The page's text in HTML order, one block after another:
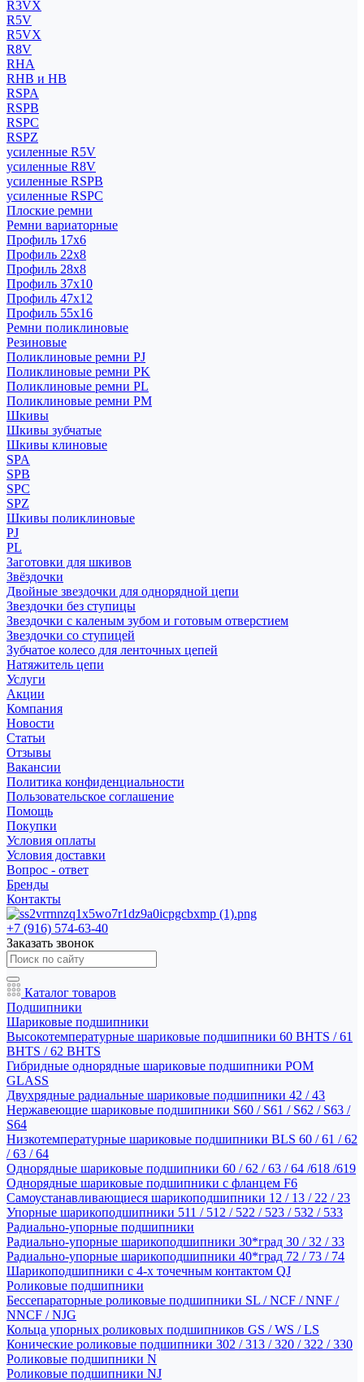
R3VX
R5V
R5VX
R8V
RHA
RHB и HB
RSPA
RSPB
RSPC
RSPZ
усиленные R5V
усиленные R8V
усиленные RSPB
усиленные RSPC
Плоские ремни
Ремни вариаторные
Профиль 17x6
Профиль 22x8
Профиль 28x8
Профиль 37x10
Профиль 47x12
Профиль 55x16
Ремни поликлиновые
Резиновые
Поликлиновые ремни PJ
Поликлиновые ремни PK
Поликлиновые ремни PL
Поликлиновые ремни PM
Шкивы
Шкивы зубчатые
Шкивы клиновые
SPA
SPB
SPC
SPZ
Шкивы поликлиновые
PJ
PL
Заготовки для шкивов
Звёздочки
Двойные звездочки для однорядной цепи
Звездочки без ступицы
Звездочки с каленым зубом и готовым отверстием
Звездочки со ступицей
Зубчатое колесо для ленточных цепей
Натяжитель цепи
Услуги
Акции
Компания
Новости
Статьи
Отзывы
Вакансии
Политика конфиденциальности
Пользовательское соглашение
Помощь
Покупки
Условия оплаты
Условия доставки
Вопрос - ответ
Бренды
Контакты
+7 (916) 574-63-40
Заказать звонок
Каталог товаров
Подшипники
Шариковые подшипники
Высокотемпературные шариковые подшипники 60 BHTS / 61
BHTS / 62 BHTS
Гибридные однорядные шариковые подшипники POM
GLASS
Двухрядные радиальные шариковые подшипники 42 / 43
Нержавеющие шариковые подшипники S60 / S61 / S62 / S63 /
S64
Низкотемпературные шариковые подшипники BLS 60 / 61 / 62
/ 63 / 64
Однорядные шариковые подшипники 60 / 62 / 63 / 64 /618 /619
Однорядные шариковые подшипники с фланцем F6
Самоустанавливающиеся шарикоподшипники 12 / 13 / 22 / 23
Упорные шарикоподшипники 511 / 512 / 522 / 523 / 532 / 533
Радиально-упорные подшипники
Радиально-упорные шарикоподшипники 30*град 30 / 32 / 33
Радиально-упорные шарикоподшипники 40*град 72 / 73 / 74
Шарикоподшипники с 4-х точечным контактом QJ
Роликовые подшипники
Бессепараторные роликовые подшипники SL / NCF / NNF /
NNCF / NJG
Кольца упорных роликовых подшипников GS / WS / LS
Конические роликовые подшипники 302 / 313 / 320 / 322 / 330
Роликовые подшипники N
Роликовые подшипники NJ